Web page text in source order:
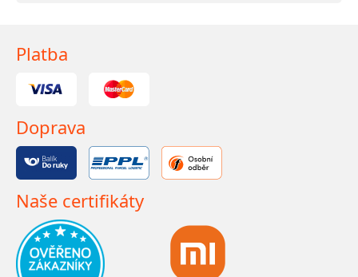
Platba
Doprava
Naše certifikáty